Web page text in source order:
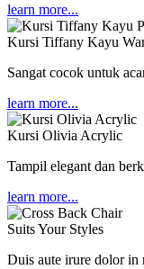
learn more...
Kursi Tiffany Kayu
Sangat cocok untuk
learn more...
Kursi Olivia Acrylic
Tampil elegant dan
learn more...
Suits Your Styles
Duis aute irure dolor in